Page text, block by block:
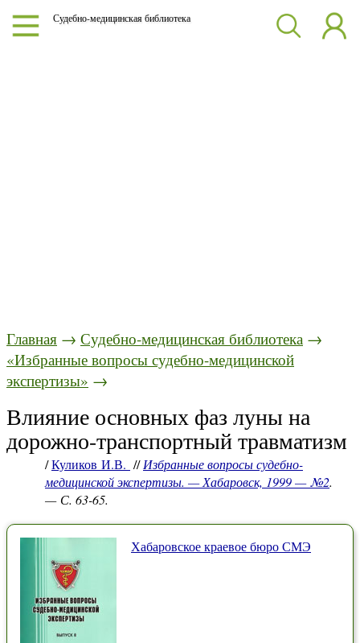
Судебно-медицинская библиотека
Главная → Судебно-медицинская библиотека →
«Избранные вопросы судебно-медицинской
экспертизы» →
Влияние основных фаз луны на
дорожно-транспортный травматизм
/Куликов И.В. //Избранные вопросы судебно-
медицинской экспертизы. — Хабаровск, 1999 — №2.
— С. 63-65.
Хабаровское краевое бюро СМЭ